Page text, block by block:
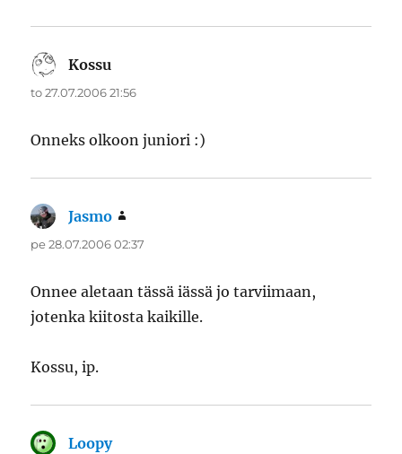
Kossu
to 27.07.2006 21:56
Onneks olkoon juniori :)
Jasmo
pe 28.07.2006 02:37
Onnee aletaan tässä iässä jo tarviimaan,
jotenka kiitosta kaikille.
Kossu, ip.
Loopysanoo: